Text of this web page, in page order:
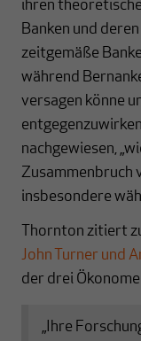
ihren
Banken und
zeitgemäße
während
versagen könne
nachgewiesen,
Zusammenbruch
insbesondere
Thornton zitiert
John Turner und
der drei
„Ihre